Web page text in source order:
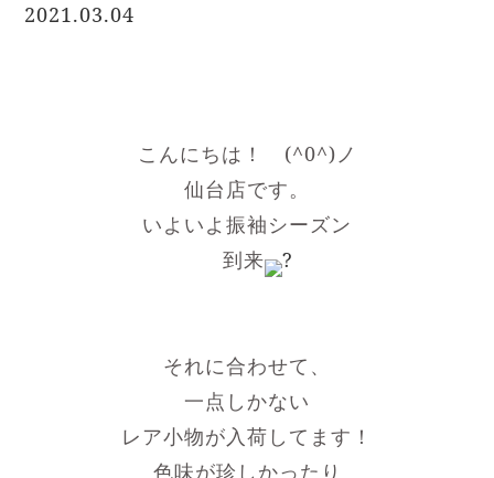
2021.03.04
こんにちは！ (^0^)ノ
仙台店です。
いよいよ振袖シーズン
到来
それに合わせて、
一点しかない
レア小物が入荷してます！
色味が珍しかったり